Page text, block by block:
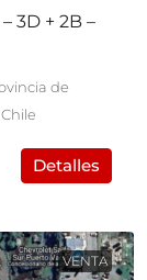
3D + 2B –
de
Detalles
VENTA